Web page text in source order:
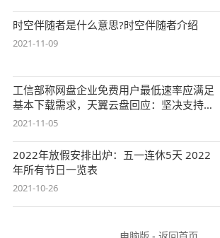
时空伴随者是什么意思?时空伴随者介绍
2021-11-09
工信部称网盘企业免费用户最低速率应满足
基本下载需求，天翼云盘回应：坚决支持，
始终
2021-11-05
2022年放假安排出炉：五一连休5天 2022
年所有节日一览表
2021-10-26